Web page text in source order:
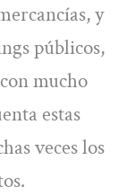
y
públicos,
mucho
estas
veces los